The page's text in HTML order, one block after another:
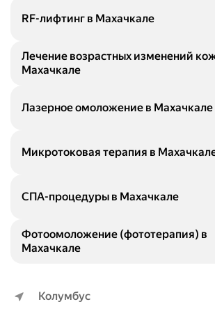
RF-лифтинг в Махачкале
Лечение возрастных изменений
Махачкале
Лазерное омоложение в Махачкале
Микротоковая терапия в
СПА-процедуры в Махачкале
Фотоомоложение (фототерапия) в
Махачкале
Колумбус